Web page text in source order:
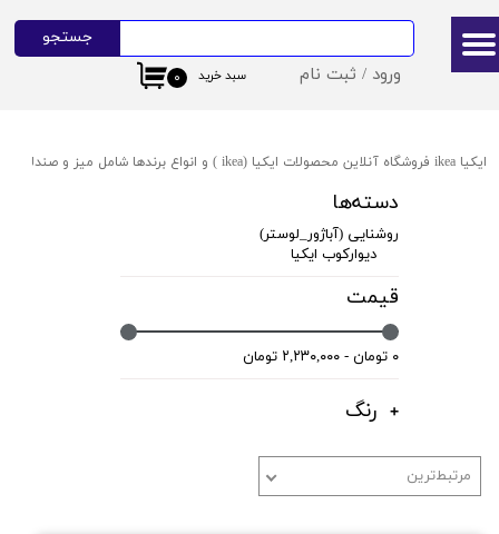
ورود / ثبت نام
حساب کاربری من
سفارشات
خروج از حساب کاربری
جستجو
۰ سبد خرید
ایکیا ikea فروشگاه آنلاین محصولات ایکیا (ikea ) و انواع برندها شامل میز و صندلی ایکیا،ظروف آشپزخانه ایکیا،دکوراسیون ایکیا،روشنایی ایکیا،لوازم کودک ایکیا،لوازم سرویس بهداشتی و حمام ایکیا ،کالای خواب آیکیاو ... ارسال به سراسر ایران
دسته‌ها
روشنایی (آباژور_لوستر)
دیوارکوب ایکیا
قیمت
۰ تومان - ۲,۲۳۰,۰۰۰ تومان
رنگ
مرتبط‌ترین